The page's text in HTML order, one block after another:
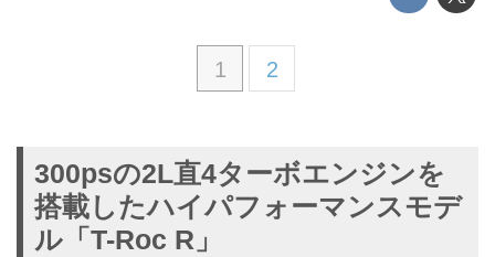
1 2
300psの2L直4ターボエンジンを
搭載したハイパフォーマンスモデ
ル「T-Roc R」